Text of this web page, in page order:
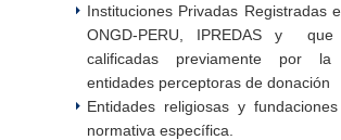
Instituciones Privadas Registradas
ONGD-PERU, IPREDAS y que
calificadas previamente por la
entidades perceptoras de donación
Entidades religiosas y
normativa específica.